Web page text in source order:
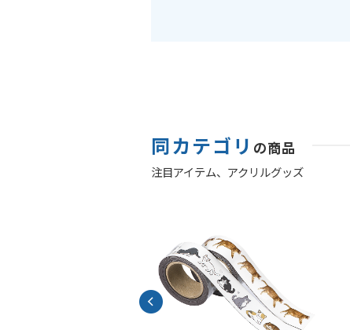
同カテゴリ の商品
注目アイテム、 アクリルグッズ